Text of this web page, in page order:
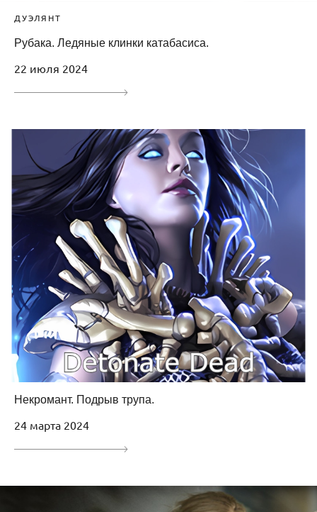
ДУЭЛЯНТ
Рубака. Ледяные клинки катабасиса.
22 июля 2024
Некромант. Подрыв трупа.
24 марта 2024